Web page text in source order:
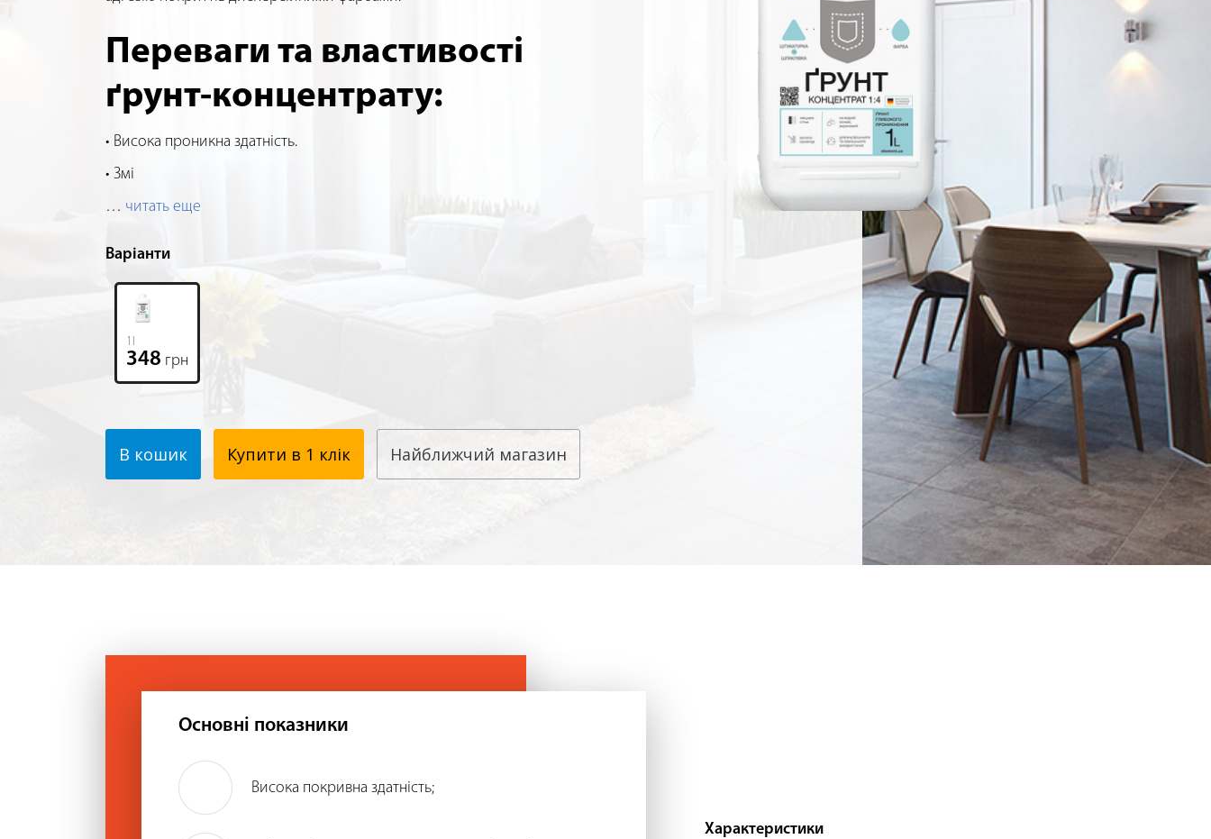
Переваги та властивості
ґрунт-концентрату:
Висока проникна здатність.
Змі
… читать еще
Варіанти
1l
348 грн
В кошик Купити в 1 клік Найближчий магазин
Основні показники
Висока покривна здатність;
Характеристики